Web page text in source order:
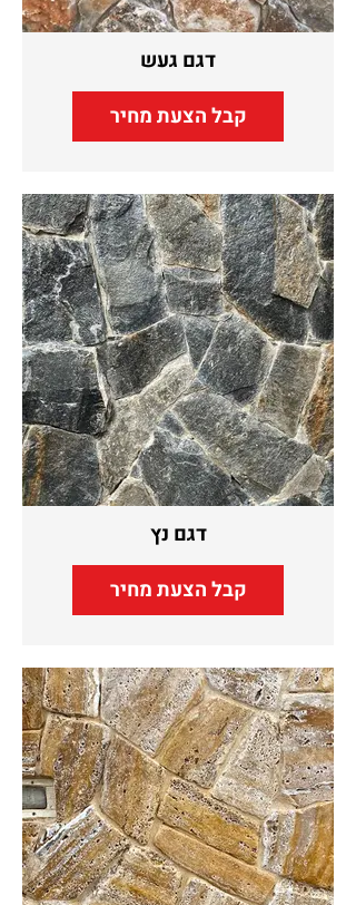
דגם געש
קבל הצעת מחיר
דגם נץ
קבל הצעת מחיר